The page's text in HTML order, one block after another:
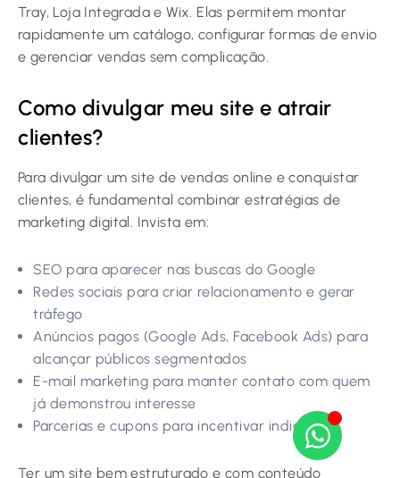
Tray, Loja Integrada e Wix. Elas permitem montar
rapidamente um catálogo, configurar formas de envio
e gerenciar vendas sem complicação.
Como divulgar meu site e atrair
clientes?
Para divulgar um site de vendas online e conquistar
clientes, é fundamental combinar estratégias de
marketing digital. Invista em:
SEO para aparecer nas buscas do Google
Redes sociais para criar relacionamento e gerar
tráfego
Anúncios pagos (Google Ads, Facebook Ads) para
alcançar públicos segmentados
E-mail marketing para manter contato com quem
já demonstrou interesse
Parcerias e cupons para incentivar indicações
Ter um site bem estruturado e com conteúdo